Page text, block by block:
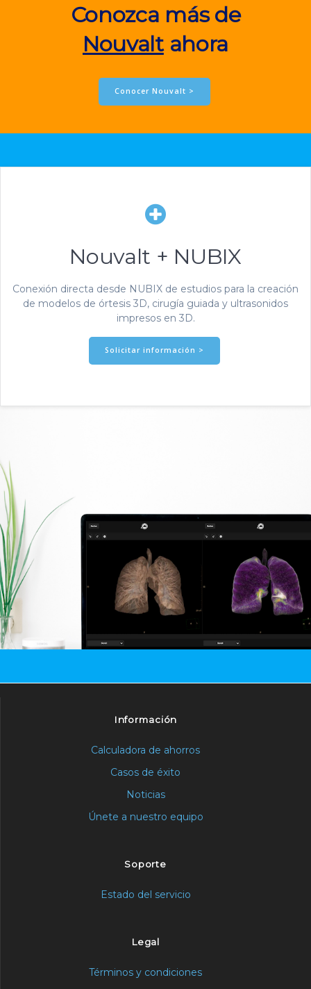
Conozca más de
Nouvaltahora
Conocer Nouvalt >
Nouvalt + NUBIX
Conexión directa desde NUBIX de estudios para la creación
de modelos de órtesis 3D, cirugía guiada y ultrasonidos
impresos en 3D.
Solicitar información >
Información
Calculadora de ahorros
Casos de éxito
Noticias
Únete a nuestro equipo
Soporte
Estado del servicio
Legal
Términos y condiciones